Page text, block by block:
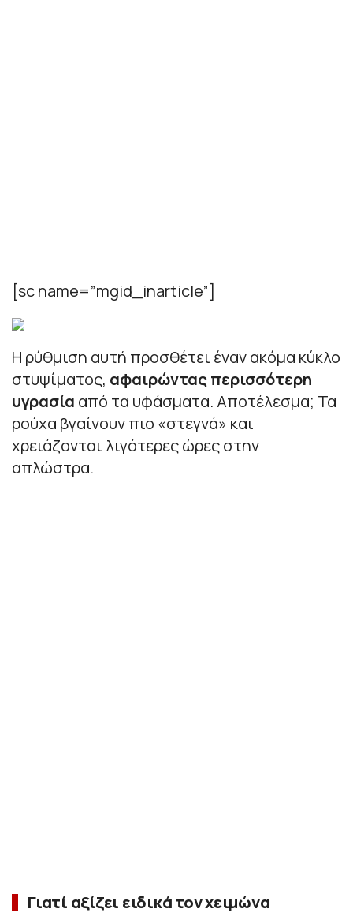
[sc name=”mgid_inarticle”]
Η ρύθμιση αυτή προσθέτει έναν ακόμα κύκλο
στυψίματος, αφαιρώντας περισσότερη
υγρασία από τα υφάσματα. Αποτέλεσμα; Τα
ρούχα βγαίνουν πιο «στεγνά» και
χρειάζονται λιγότερες ώρες στην
απλώστρα.
Γιατί αξίζει ειδικά τον χειμώνα